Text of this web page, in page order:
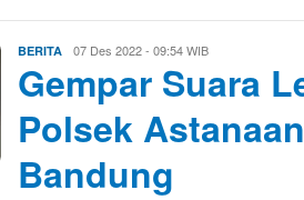
BERITA Evo
07 Des 2022 - 09:54 WIB
Gempar Suara
Polsek
Bandung